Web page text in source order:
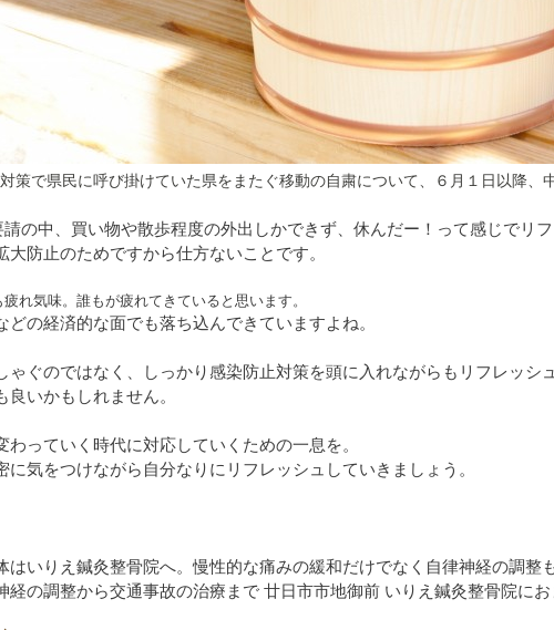
策で県民に呼び掛けていた県をまたぐ移動の自粛について、６月１日以降、
の中、買い物や散歩程度の外出しかできず、休んだー！って感じでリ
大防止のためですから仕方ないことです。
れ気味。誰もが疲れてきていると思います。
どの経済的な面でも落ち込んできていますよね。
ゃぐのではなく、しっかり感染防止対策を頭に入れながらもリフレッシ
良いかもしれません。
わっていく時代に対応していくための一息を。
に気をつけながら自分なりにリフレッシュしていきましょう。
はいりえ鍼灸整骨院へ。慢性的な痛みの緩和だけでなく自律神経の調整
経の調整から交通事故の治療まで 廿日市市地御前 いりえ鍼灸整骨院にお